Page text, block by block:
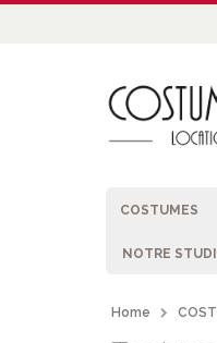
COSTUMES
NOTRE
Home